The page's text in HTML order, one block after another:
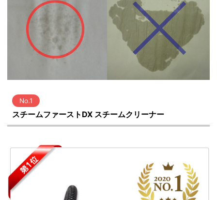
No.1
スチームファーストDX スチームクリーナー